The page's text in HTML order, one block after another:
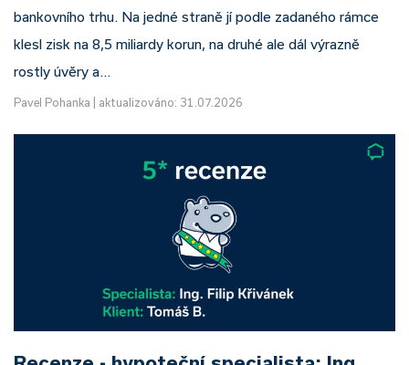
bankovního trhu. Na jedné straně jí podle zadaného rámce
klesl zisk na 8,5 miliardy korun, na druhé ale dál výrazně
rostly úvěry a…
Pavel Pohanka aktualizováno: 31.07.2026